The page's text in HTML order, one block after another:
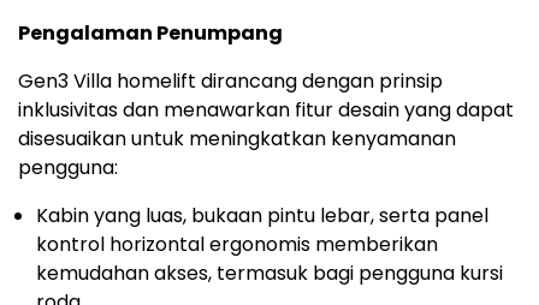
Pengalaman Penumpang
Gen3 Villa homelift dirancang dengan prinsip
inklusivitas dan menawarkan fitur desain yang dapat
disesuaikan untuk meningkatkan kenyamanan
pengguna:
Kabin yang luas, bukaan pintu lebar, serta panel
kontrol horizontal ergonomis memberikan
kemudahan akses, termasuk bagi pengguna kursi